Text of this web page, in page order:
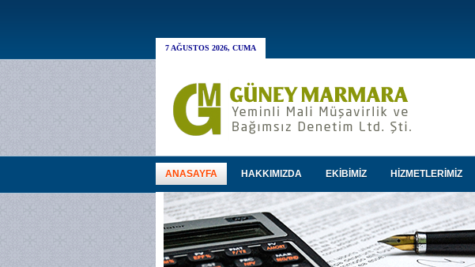
7 AĞUSTOS 2026, CUMA
ANASAYFA HAKKIMIZDA EKİBİMİZ HİZMETLERİMİZ